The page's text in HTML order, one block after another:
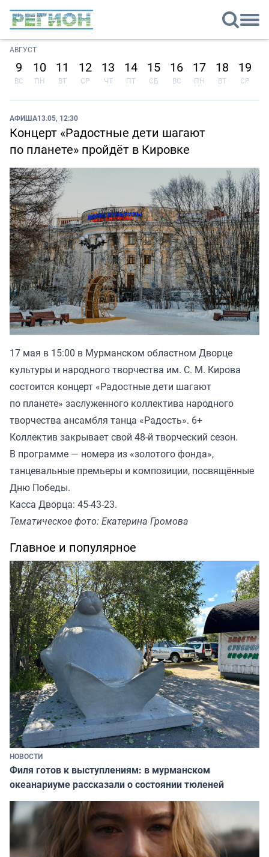
АВГУСТ
9
ВС
10
ПН
11
ВТ
12
СР
13
ЧТ
14
ПТ
15
СБ
16
ВС
17
ПН
18
ВТ
19
СР
АФИША13.05, 12:30
Концерт «Радостные дети шагают
по планете» пройдёт в Кировке
17 мая в 15:00 в Мурманском областном Дворце
культуры и народного творчества им. С. М. Кирова
состоится концерт «Радостные дети шагают
по планете» заслуженного коллектива народного
творчества ансамбля танца «Радость». 6+
Коллектив закрывает свой 48-й творческий сезон.
В программе — номера из «золотого фонда»,
танцевальные премьеры и композиции, посвящённые
Дню Победы.
Касса Дворца: 45-43-23.
Тематическое фото: Екатерина Громова
Главное и популярное
НОВОСТИ
Филя готов к выступлениям: в мурманском
океанариуме рассказали о состоянии тюленей